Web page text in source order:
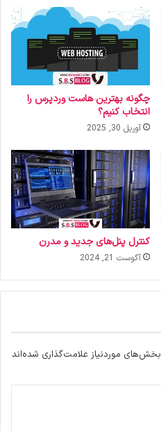
چگونه بهترین هاست وردپرس را
انتخاب کنیم؟
آوریل 30, 2025
کنترل پنل‌های جدید و مدرن
آگوست 21, 2024
بخش‌های موردنیاز علامت‌گذاری شده‌اند